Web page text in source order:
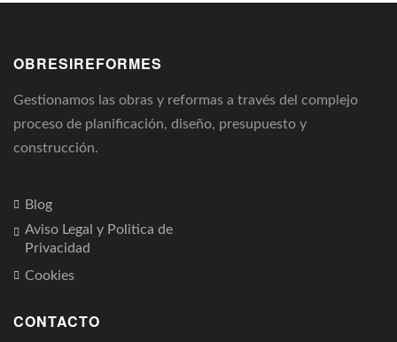
OBRESIREFORMES
Gestionamos las obras y reformas a través del complejo
proceso de planificación, diseño, presupuesto y
construcción.
Blog
Aviso Legal y Politica de
Privacidad
Cookies
CONTACTO